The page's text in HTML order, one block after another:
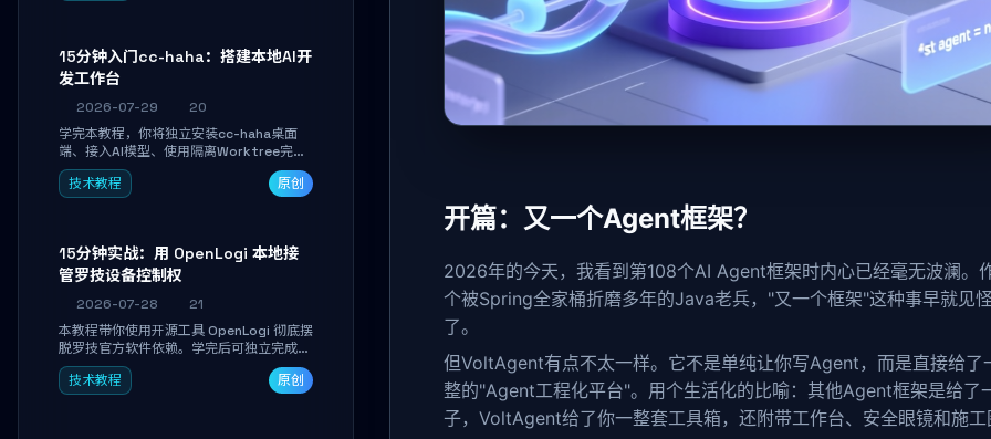
15分钟入门cc-haha：搭建本地AI开
发工作台
2026-07-29
20
学完本教程，你将独立安装cc-haha桌面
端、接入AI模型、使用隔离Worktree完成
真实开发任务，并通过Diff审阅面板安全落
地AI代码改写。告别终端黑盒操作，让AI在
技术教程 原创
15分钟实战：用 OpenLogi 本地接
管罗技设备控制权
2026-07-28
21
本教程带你使用开源工具 OpenLogi 彻底摆
脱罗技官方软件依赖。学完后可独立完成设
备识别、按键重映射、DPI曲线配置与
SmartShift调节，实现完全离线控制，保
技术教程 原创
开篇：又一个Agent框架？
2026年的今天，我看到第108个AI Agent框架时内心已经毫无波澜。
个被Spring全家桶折磨多年的Java老兵，"又一个框架"这种事早就见
了。
但VoltAgent有点不太一样。它不是单纯让你写Agent，而是直接给了
整的"Agent工程化平台"。用个生活化的比喻：其他Agent框架是给了
子，VoltAgent给了你一整套工具箱，还附带工作台、安全眼镜和施工